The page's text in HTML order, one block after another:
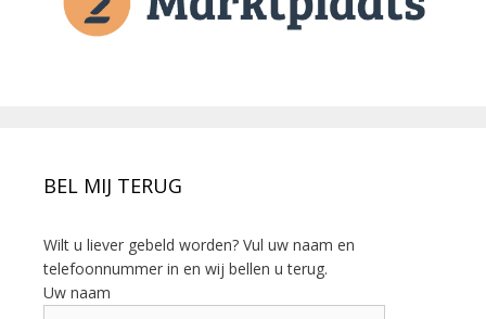
BEL MIJ TERUG
Wilt u liever gebeld worden? Vul uw naam en
telefoonnummer in en wij bellen u terug.
Uw naam